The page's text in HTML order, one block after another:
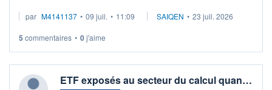
par M4141137 • 09 juil. • 11:09 SAIQEN • 23 juil. 2026
5 commentaires • 0j'aime
ETF exposés au secteur du calcul quan…